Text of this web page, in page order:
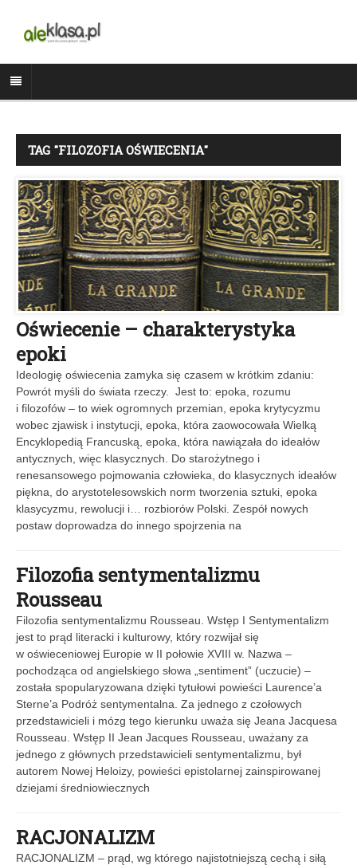
TAG "FILOZOFIA OŚWIECENIA"
Oświecenie – charakterystyka
epoki
Ideologię oświecenia zamyka się czasem w krótkim zdaniu:
Powrót myśli do świata rzeczy. Jest to: epoka, rozumu
i filozofów – to wiek ogromnych przemian, epoka krytycyzmu
wobec zjawisk i instytucji, epoka, która zaowocowała Wielką
Encyklopedią Francuską, epoka, która nawiązała do ideałów
antycznych, więc klasycznych. Do starożytnego i
renesansowego pojmowania człowieka, do klasycznych ideałów
piękna, do arystotelesowskich norm tworzenia sztuki, epoka
klasycyzmu, rewolucji i… rozbiorów Polski. Zespół nowych
postaw doprowadza do innego spojrzenia na
Filozofia sentymentalizmu
Rousseau
Filozofia sentymentalizmu Rousseau. Wstęp I Sentymentalizm
jest to prąd literacki i kulturowy, który rozwijał się
w oświeceniowej Europie w II połowie XVIII w. Nazwa –
pochodząca od angielskiego słowa „sentiment” (uczucie) –
została spopularyzowana dzięki tytułowi powieści Laurence’a
Sterne’a Podróż sentymentalna. Za jednego z czołowych
przedstawicieli i mózg tego kierunku uważa się Jeana Jacquesa
Rousseau. Wstęp II Jean Jacques Rousseau, uważany za
jednego z głównych przedstawicieli sentymentalizmu, był
autorem Nowej Heloizy, powieści epistolarnej zainspirowanej
dziejami średniowiecznych
RACJONALIZM
RACJONALIZM – prąd, wg którego najistotniejszą cechą i siłą